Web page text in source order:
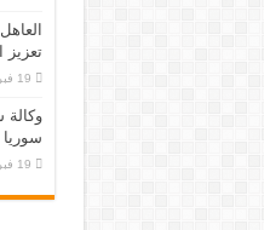
تعزيز
19 فبراير، 2019
سوريا
19 فبراير، 2019